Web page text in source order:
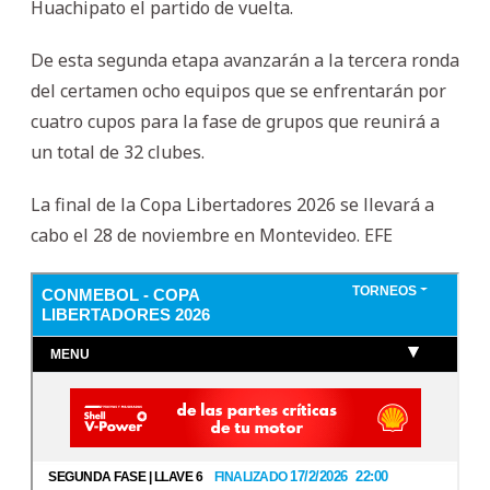
Huachipato el partido de vuelta.
De esta segunda etapa avanzarán a la tercera ronda
del certamen ocho equipos que se enfrentarán por
cuatro cupos para la fase de grupos que reunirá a
un total de 32 clubes.
La final de la Copa Libertadores 2026 se llevará a
cabo el 28 de noviembre en Montevideo. EFE